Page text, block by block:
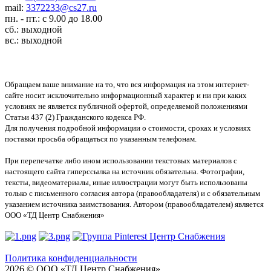
mail: 3372233@cs27.ru
пн. - пт.: с 9.00 до 18.00
сб.: выходной
вс.: выходной
Обращаем ваше внимание на то, что вся информация на этом интернет-
сайте носит исключительно информационный характер и ни при каких
условиях не является публичной офертой, определяемой положениями
Статьи 437 (2) Гражданского кодекса РФ.
Для получения подробной информации о стоимости, сроках и условиях
поставки просьба обращаться по указанным телефонам.
При перепечатке либо ином использовании текстовых материалов с
настоящего сайта гиперссылка на источник обязательна. Фотографии,
тексты, видеоматериалы, иные иллюстрации могут быть использованы
только с письменного согласия автора (правообладателя) и с обязательным
указанием источника заимствования. Автором (правообладателем) является
ООО «ТД Центр Снабжения»
Политика конфиденциальности
2026 © ООО «ТД Центр Снабжения»